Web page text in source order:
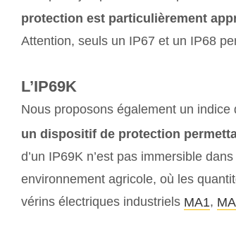
protection est particulièrement
Attention, seuls un IP67 et un IP68
L’IP69K
Nous proposons également un
un dispositif de protection
d’un IP69K n’est pas immersible
environnement agricole, où les
vérins électriques industriels MA1,